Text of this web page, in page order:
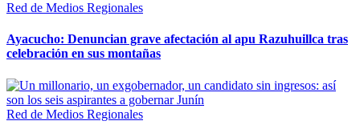
Red de Medios Regionales
Ayacucho: Denuncian grave afectación al apu Razuhuillca tras
celebración en sus montañas
Red de Medios Regionales